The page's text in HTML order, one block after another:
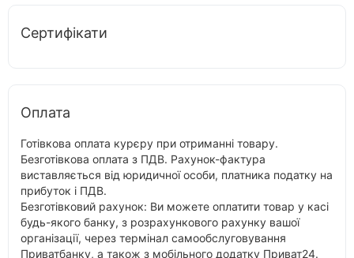
Сертифікати
Оплата
Готівкова оплата курєру при отриманні товару.
Безготівкова оплата з ПДВ. Рахунок-фактура
виставляється від юридичної особи, платника податку на
прибуток і ПДВ.
Безготівковий рахунок: Ви можете оплатити товар у касі
будь-якого банку, з розрахункового рахунку вашої
організації, через термінал самообслуговування
Приватбанку, а також з мобільного додатку Приват24.